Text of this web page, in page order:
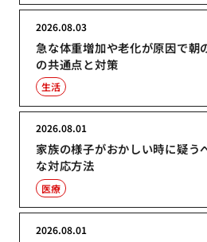
急な体重増加や老化が原因で朝
の共通点と対策
2026.08.03
生活
家族の様子がおかしい時に疑う
な対応方法
2026.08.01
医療
2026.08.01